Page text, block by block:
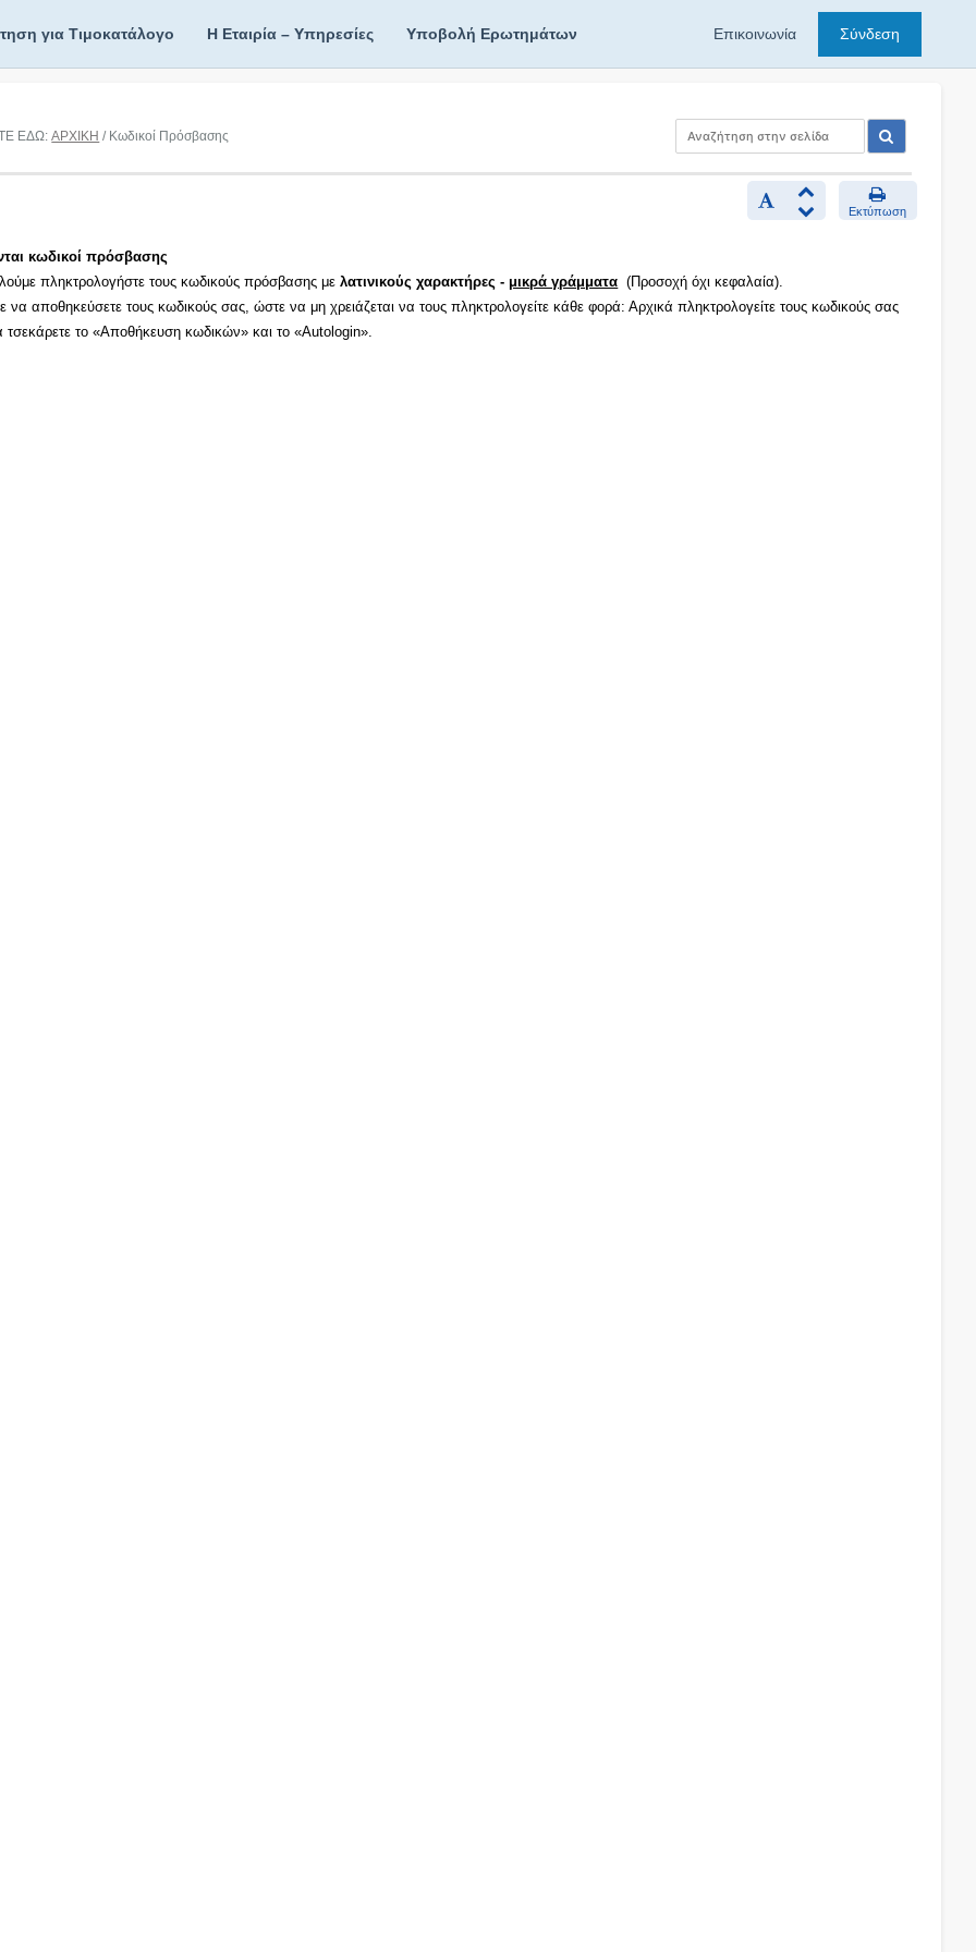
για Τιμοκατάλογο Η Εταιρία – Υπηρεσίες Υποβολή Ερωτημάτων Επικοινωνία Σύνδεση
ΕΔΩ:ΑΡΧΙΚΗ / Κωδικοί Πρόσβασης
Εκτύπωση
κωδικοί πρόσβασης
πληκτρολογήστε τους κωδικούς πρόσβασης μελατινικούς χαρακτήρες - μικρά γράμματα (Προσοχή όχι κεφαλαία).
να αποθηκεύσετε τους κωδικούς σας, ώστε να μη χρειάζεται να τους πληκτρολογείτε κάθε φορά: Αρχικά πληκτρολογείτε τους κωδικούς σας
τσεκάρετε το «Αποθήκευση κωδικών» και το «Autologin».